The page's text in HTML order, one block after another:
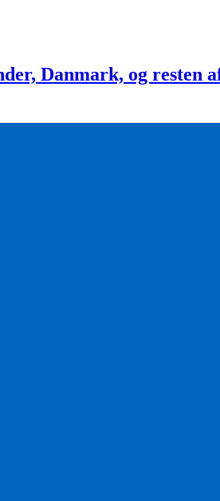
Danmark, og resten